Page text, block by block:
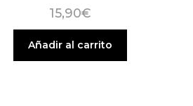
15,90€
Añadir al carrito